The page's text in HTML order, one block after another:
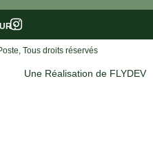
:
Tous droits réservés
Une Réalisation de FLYDEV